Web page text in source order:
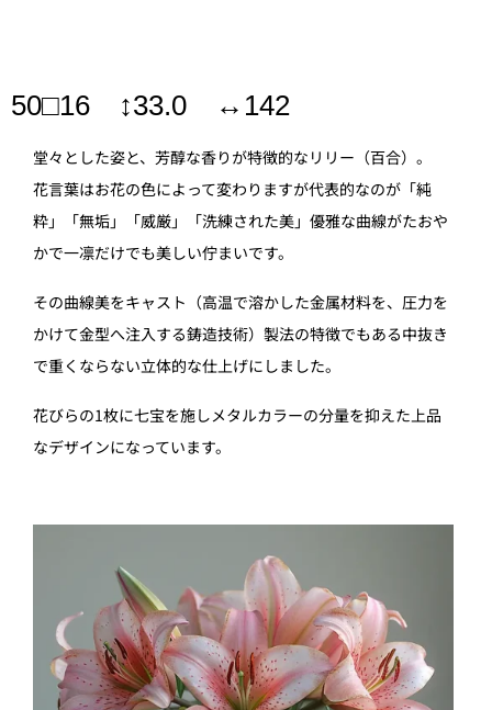
50□16 ↕33.0 ↔142
堂々とした姿と、芳醇な香りが特徴的なリリー（百合）。
花言葉はお花の色によって変わりますが代表的なのが「純
粋」「無垢」「威厳」「洗練された美」優雅な曲線がたおや
かで一凛だけでも美しい佇まいです。
その曲線美をキャスト（高温で溶かした金属材料を、圧力を
かけて金型へ注入する鋳造技術）製法の特徴でもある中抜き
で重くならない立体的な仕上げにしました。
花びらの1枚に七宝を施しメタルカラーの分量を抑えた上品
なデザインになっています。